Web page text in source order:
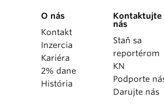
O nás
Kontakt
Inzercia
Kariéra
2% dane
História
Kontaktujte
nás
Staň sa
reportérom
KN
Podporte
Darujte nás